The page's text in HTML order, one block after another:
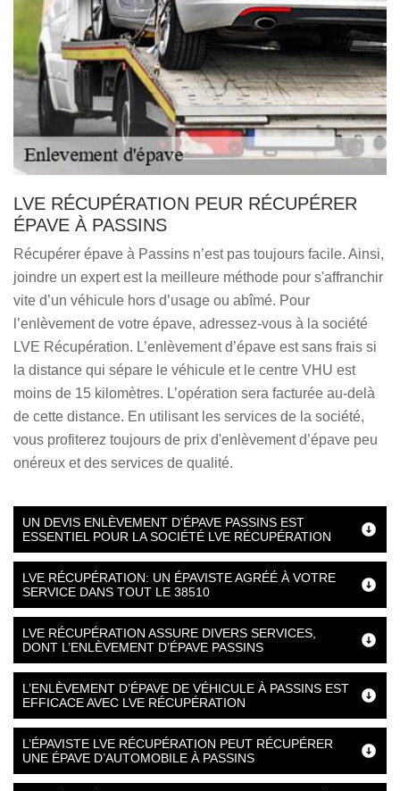
LVE RÉCUPÉRATION PEUR RÉCUPÉRER
ÉPAVE À PASSINS
Récupérer épave à Passins n’est pas toujours facile. Ainsi,
joindre un expert est la meilleure méthode pour s'affranchir
vite d’un véhicule hors d’usage ou abîmé. Pour
l’enlèvement de votre épave, adressez-vous à la société
LVE Récupération. L’enlèvement d’épave est sans frais si
la distance qui sépare le véhicule et le centre VHU est
moins de 15 kilomètres. L’opération sera facturée au-delà
de cette distance. En utilisant les services de la société,
vous profiterez toujours de prix d'enlèvement d’épave peu
onéreux et des services de qualité.
UN DEVIS ENLÈVEMENT D’ÉPAVE PASSINS EST
ESSENTIEL POUR LA SOCIÉTÉ LVE RÉCUPÉRATION
LVE RÉCUPÉRATION: UN ÉPAVISTE AGRÉÉ À VOTRE
SERVICE DANS TOUT LE 38510
LVE RÉCUPÉRATION ASSURE DIVERS SERVICES,
DONT L’ENLÈVEMENT D’ÉPAVE PASSINS
L’ENLÈVEMENT D’ÉPAVE DE VÉHICULE À PASSINS EST
EFFICACE AVEC LVE RÉCUPÉRATION
L’ÉPAVISTE LVE RÉCUPÉRATION PEUT RÉCUPÉRER
UNE ÉPAVE D’AUTOMOBILE À PASSINS